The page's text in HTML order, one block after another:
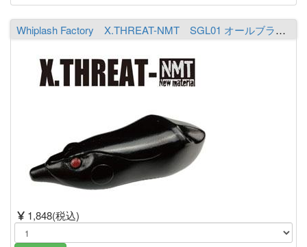
Whiplash Factory X.THREAT-NMT SGL01 オールブラック
1,848(税込)